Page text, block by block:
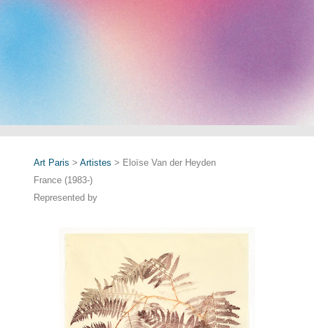
Art Paris > Artistes > Eloïse Van der Heyden
France (1983-)
Represented by